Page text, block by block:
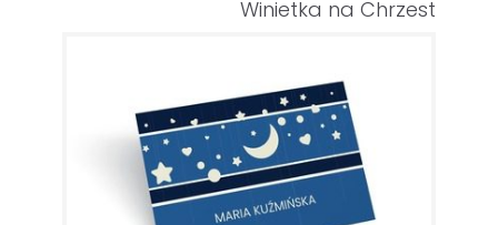
Winietka na Chrzest